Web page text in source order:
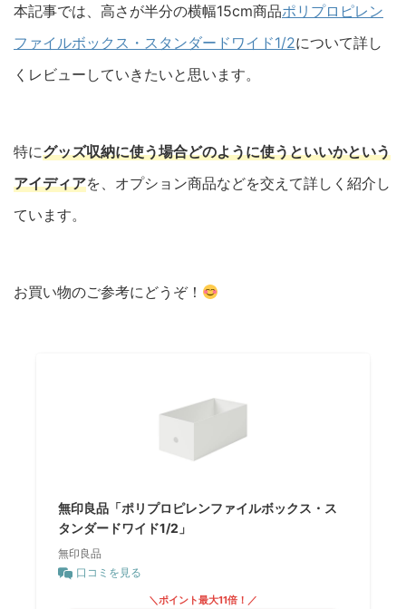
本記事では、高さが半分の横幅15cm商品ポリプロピレン
ファイルボックス・スタンダードワイド1/2について詳し
くレビューしていきたいと思います。
特にグッズ収納に使う場合どのように使うといいかという
アイディアを、オプション商品などを交えて詳しく紹介し
ています。
お買い物のご参考にどうぞ！
無印良品「ポリプロピレンファイルボックス・ス
タンダードワイド1/2」
無印良品
口コミを見る
＼ポイント最大11倍！／